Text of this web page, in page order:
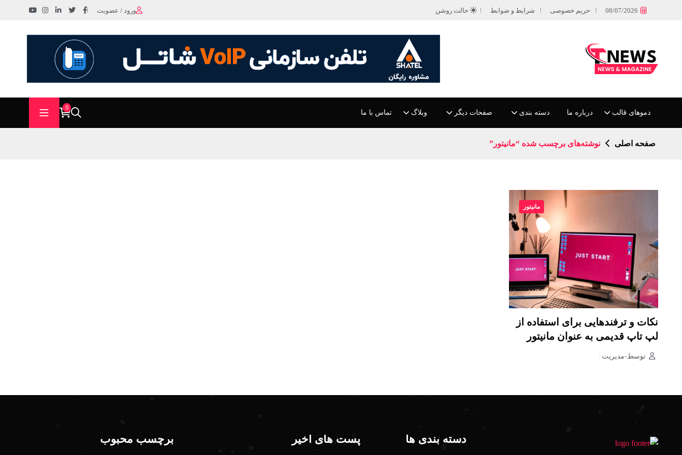
08/07/2026 حریم خصوصی شرایط و ضوابط حالت روشن ورود / عضویت
دموهای قالب درباره ما دسته بندی صفحات دیگر وبلاگ تماس با ما
0
صفحه اصلی نوشته‌های برچسب شده “مانیتور”
مانیتور
نکات و ترفندهایی برای استفاده از
لپ تاپ قدیمی به عنوان مانیتور
توسط-مدیریت
دسته بندی ها پست های اخیر برچسب محبوب